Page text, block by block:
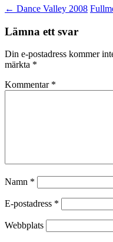
← Dance Valley 2008
Lämna ett svar
Din e-postadress kommer
märkta *
Kommentar *
Namn *
E-postadress *
Webbplats